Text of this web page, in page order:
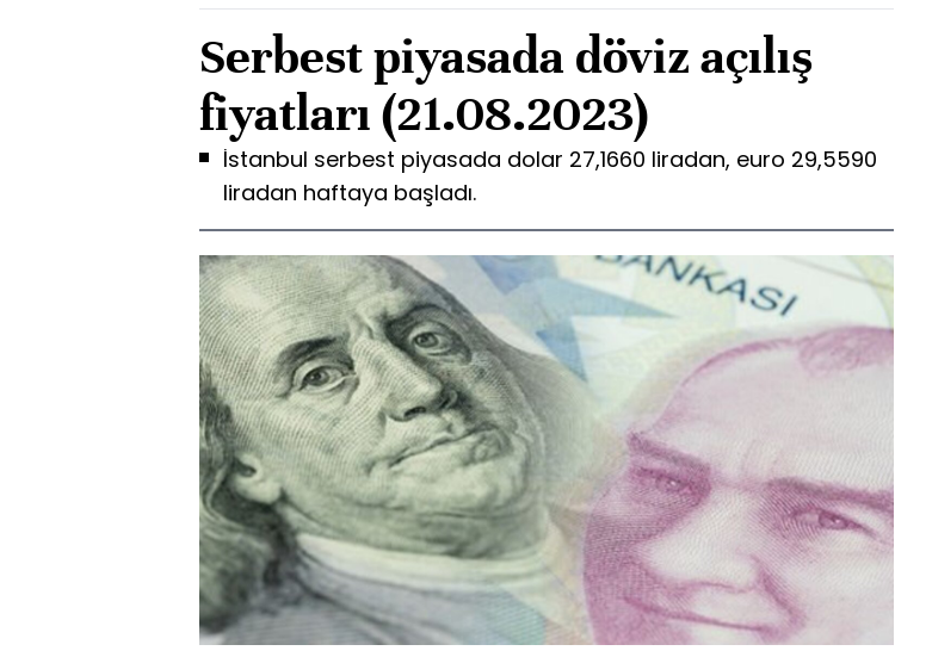
Serbest piyasada döviz açılış
fiyatları (21.08.2023)
İstanbul serbest piyasada dolar 27,1660 liradan, euro 29,5590
liradan haftaya başladı.